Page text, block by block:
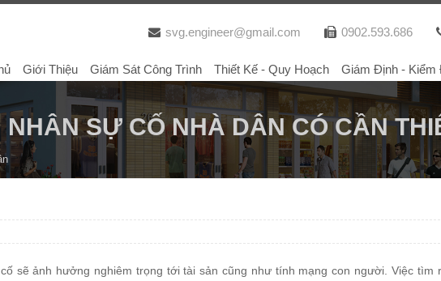
svg.engineer@gmail.com 0902.593.686
Giới Thiệu Giám Sát Công Trình Thiết Kế - Quy Hoạch Giám Định - Kiểm
SỰ CỐ NHÀ DÂN CÓ CẦN
sẽ ảnh hưởng nghiêm trọng tới tài sản cũng như tính mạng con người. Việc tìm